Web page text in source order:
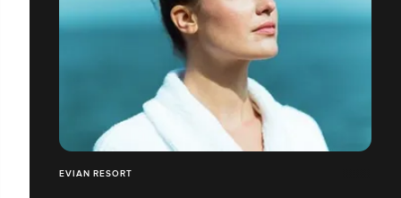
EVIAN RESORT